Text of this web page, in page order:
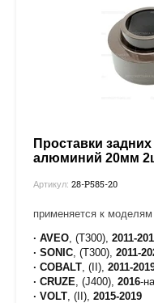
Проставки
алюминий 20мм
Артикул: 28-P585-20
применяется к
· AVEO , (T300), 2011-
· SONIC , (T300), 2011-
· COBALT , (II), 2011-
· CRUZE , (J400), 2016-
· VOLT , (II), 2015-2019